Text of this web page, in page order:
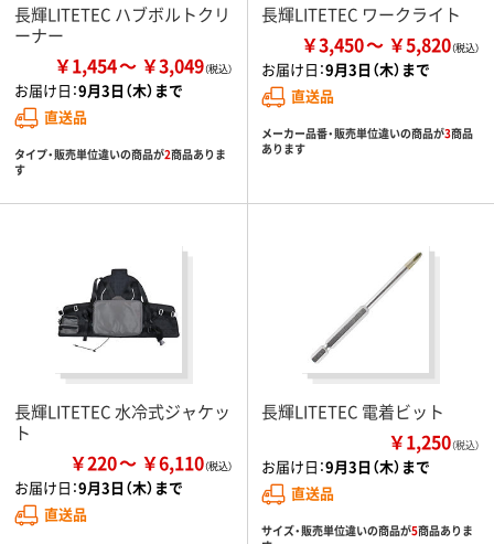
長輝LITETEC ハブボルトクリ
ーナー
￥1,454 ￥3,049
お届け日：9月3日（木）まで
直送品
タイプ・販売単位違いの商品が2商品ありま
す
長輝LITETEC ワークライト
￥3,450 ￥5,820
お届け日：9月3日（木）まで
直送品
メーカー品番・販売単位違いの商品が3商品
あります
長輝LITETEC 水冷式ジャケッ
ト
￥220 ￥6,110
お届け日：9月3日（木）まで
直送品
長輝LITETEC 電着ビット
￥1,250（税込）
お届け日：9月3日（木）まで
直送品
サイズ・販売単位違いの商品が5商品ありま